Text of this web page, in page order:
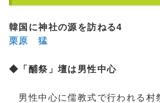
韓国に神社の源を訪ねる4
栗原 猛
◆「酺祭」壇は男性中心
男性中心に儒教式で行われる村